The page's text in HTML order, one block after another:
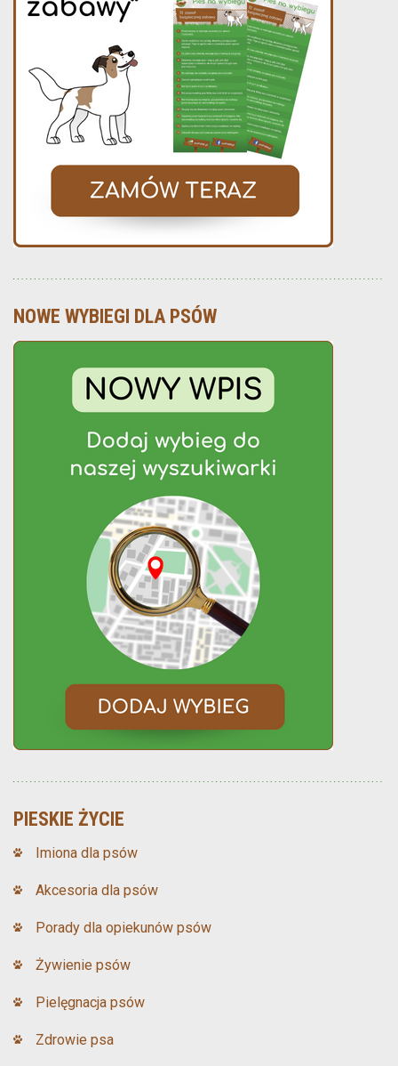
NOWE WYBIEGI DLA PSÓW
PIESKIE ŻYCIE
Imiona dla psów
Akcesoria dla psów
Porady dla opiekunów psów
Żywienie psów
Pielęgnacja psów
Zdrowie psa